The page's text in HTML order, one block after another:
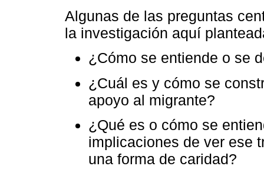
Algunas de las preguntas
la investigación aquí
¿Cómo se entiende o se
¿Cuál es y cómo se
apoyo al migrante?
¿Qué es o cómo se
implicaciones de ver ese
una forma de caridad?